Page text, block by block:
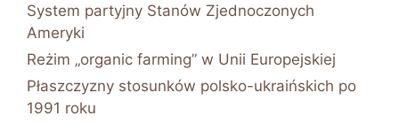
System partyjny Stanów Zjednoczonych
Ameryki
Reżim „organic farming” w Unii Europejskiej
Płaszczyzny stosunków polsko-ukraińskich po
1991 roku